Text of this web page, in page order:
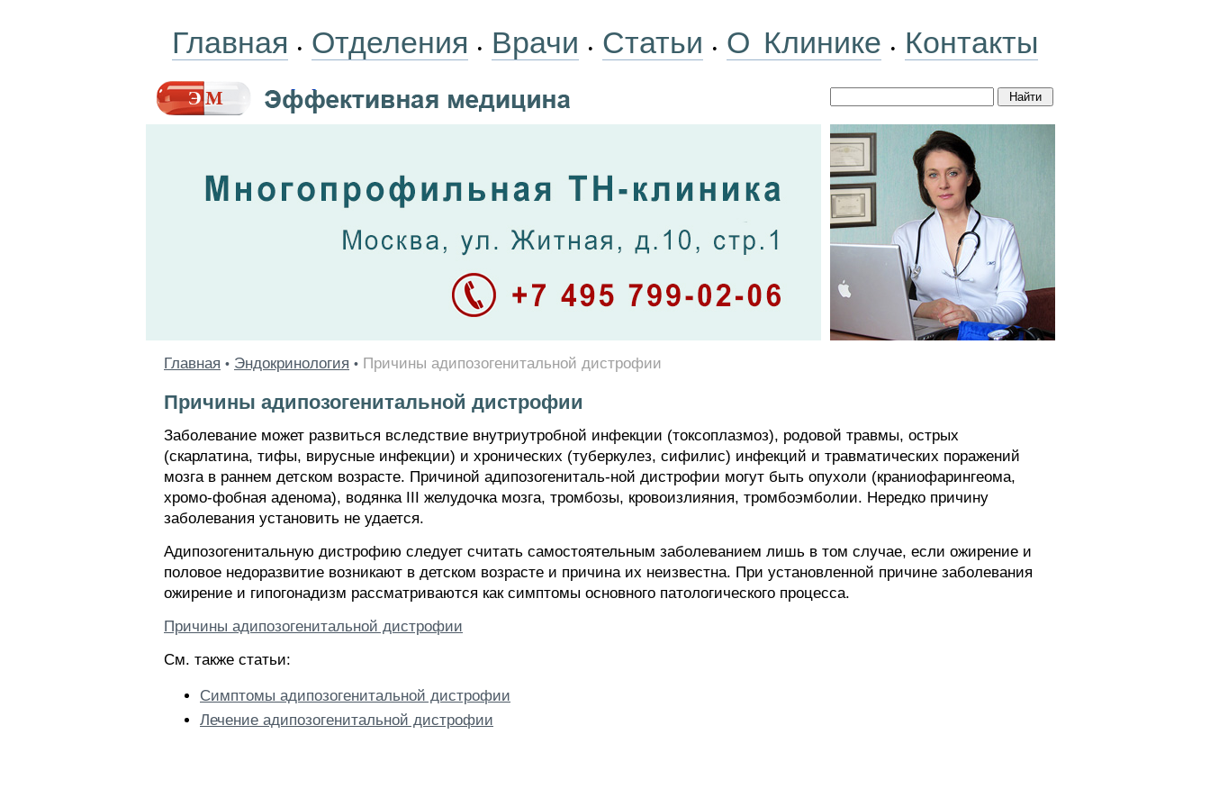
Главная • Отделения • Врачи • Статьи • О Клинике • Контакты
Главная • Эндокринология • Причины адипозогенитальной дистрофии
Причины адипозогенитальной дистрофии
Заболевание может развиться вследствие внутриутробной инфекции (токсоплазмоз), родовой травмы, острых
(скарлатина, тифы, вирусные инфекции) и хронических (туберкулез, сифилис) инфекций и травматических поражений
мозга в раннем детском возрасте. Причиной адипозогениталь-ной дистрофии могут быть опухоли (краниофарингеома,
хромо-фобная аденома), водянка III желудочка мозга, тромбозы, кровоизлияния, тромбоэмболии. Нередко причину
заболевания установить не удается.
Адипозогенитальную дистрофию следует считать самостоятельным заболеванием лишь в том случае, если ожирение и
половое недоразвитие возникают в детском возрасте и причина их неизвестна. При установленной причине заболевания
ожирение и гипогонадизм рассматриваются как симптомы основного патологического процесса.
Причины адипозогенитальной дистрофии
См. также статьи:
Симптомы адипозогенитальной дистрофии
Лечение адипозогенитальной дистрофии